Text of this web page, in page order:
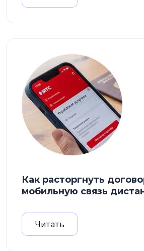
Как расторгнуть
мобильную связь
Читать